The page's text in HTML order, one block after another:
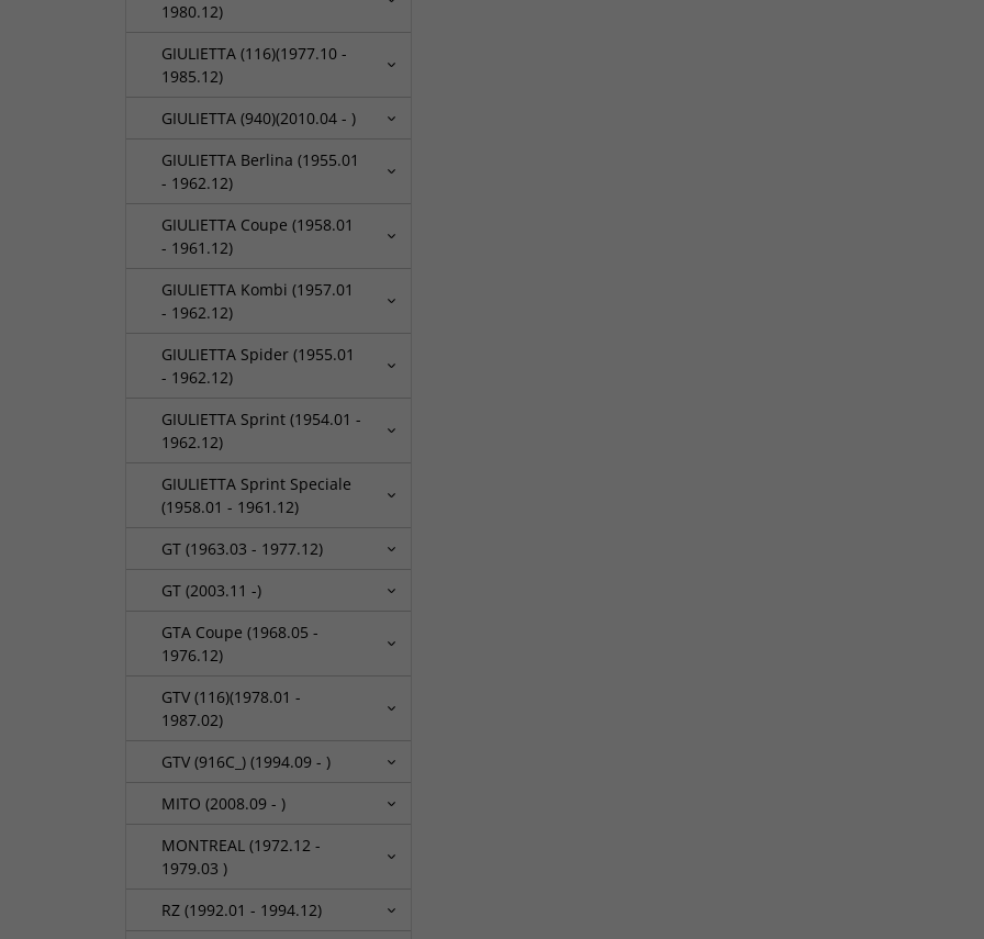
1980.12)
GIULIETTA (116)(1977.10 -
1985.12)
GIULIETTA (940)(2010.04 - )
GIULIETTA Berlina (1955.01
- 1962.12)
GIULIETTA Coupe (1958.01
- 1961.12)
GIULIETTA Kombi (1957.01
- 1962.12)
GIULIETTA Spider (1955.01
- 1962.12)
GIULIETTA Sprint (1954.01 -
1962.12)
GIULIETTA Sprint Speciale
(1958.01 - 1961.12)
GT (1963.03 - 1977.12)
GT (2003.11 -)
GTA Coupe (1968.05 -
1976.12)
GTV (116)(1978.01 -
1987.02)
GTV (916C_) (1994.09 - )
MITO (2008.09 - )
MONTREAL (1972.12 -
1979.03 )
RZ (1992.01 - 1994.12)